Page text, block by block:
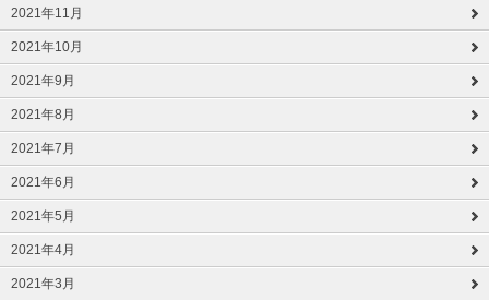
2021年11月
2021年10月
2021年9月
2021年8月
2021年7月
2021年6月
2021年5月
2021年4月
2021年3月